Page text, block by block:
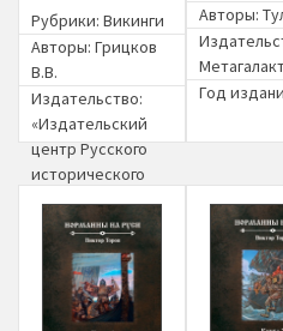
Рубрики: Викинги
Авторы: Грицков
В.В.
Издательство:
«Издательский
центр Русского
исторического
общества» (Москва)
Год издания: 1992
Авторы:
Год